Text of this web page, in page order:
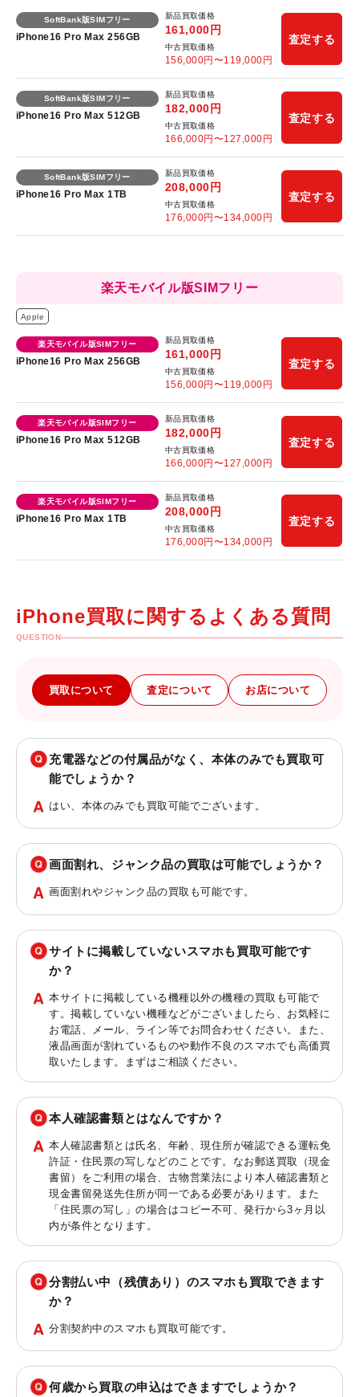
SoftBank版SIMフリー
iPhone16 Pro Max 256GB
新品買取価格
161,000 円
中古買取価格
156,000円〜119,000 円
査定する
SoftBank版SIMフリー
iPhone16 Pro Max 512GB
新品買取価格
182,000 円
中古買取価格
166,000円〜127,000 円
査定する
SoftBank版SIMフリー
iPhone16 Pro Max 1TB
新品買取価格
208,000 円
中古買取価格
176,000円〜134,000 円
査定する
楽天モバイル版SIMフリー
Apple
楽天モバイル版SIMフリー
iPhone16 Pro Max 256GB
新品買取価格
161,000 円
中古買取価格
156,000円〜119,000 円
査定する
楽天モバイル版SIMフリー
iPhone16 Pro Max 512GB
新品買取価格
182,000 円
中古買取価格
166,000円〜127,000 円
査定する
楽天モバイル版SIMフリー
iPhone16 Pro Max 1TB
新品買取価格
208,000 円
中古買取価格
176,000円〜134,000 円
査定する
iPhone買取に関するよくある質問
QUESTION
買取について 査定について お店について
充電器などの付属品がなく、本体のみでも買取可
能でしょうか？
はい、本体のみでも買取可能でございます。
画面割れ、ジャンク品の買取は可能でしょうか？
画面割れやジャンク品の買取も可能です。
サイトに掲載していないスマホも買取可能です
か？
本サイトに掲載している機種以外の機種の買取も可能で
す。掲載していない機種などがございましたら、お気軽に
お電話、メール、ライン等でお問合わせください。また、
液晶画面が割れているものや動作不良のスマホでも高価買
取いたします。まずはご相談ください。
本人確認書類とはなんですか？
本人確認書類とは氏名、年齢、現住所が確認できる運転免
許証・住民票の写しなどのことです。なお郵送買取（現金
書留）をご利用の場合、古物営業法により本人確認書類と
現金書留発送先住所が同一である必要があります。また
「住民票の写し」の場合はコピー不可、発行から3ヶ月以
内が条件となります。
分割払い中（残債あり）のスマホも買取できます
か？
分割契約中のスマホも買取可能です。
何歳から買取の申込はできますでしょうか？